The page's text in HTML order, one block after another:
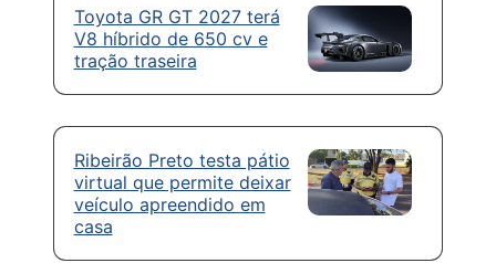
Toyota GR GT 2027 terá
V8 híbrido de 650 cv e
tração traseira
Ribeirão Preto testa pátio
virtual que permite deixar
veículo apreendido em
casa